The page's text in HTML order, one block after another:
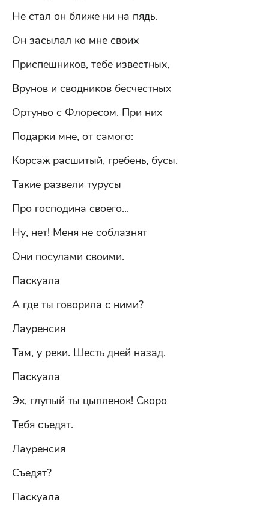
Не стал он ближе ни на пядь.
Он засылал ко мне своих
Приспешников, тебе известных,
Врунов и сводников бесчестных
Ортуньо с Флоресом. При них
Подарки мне, от самого:
Корсаж расшитый, гребень, бусы.
Такие развели турусы
Про господина своего...
Ну, нет! Меня не соблазнят
Они посулами своими.
Паскуала
А где ты говорила с ними?
Лауренсия
Там, у реки. Шесть дней назад.
Паскуала
Эх, глупый ты цыпленок! Скоро
Тебя съедят.
Лауренсия
Съедят?
Паскуала